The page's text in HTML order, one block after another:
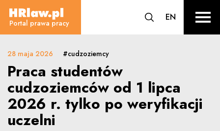
Praca studentów
HRLaw.pl
Portal prawa pracy przejdź do
EN CHANGE
sr
28 maja 2026 #cudzoziemcy
Praca studentów
cudzoziemców od 1 lipca
2026 r. tylko po weryfikacji
uczelni